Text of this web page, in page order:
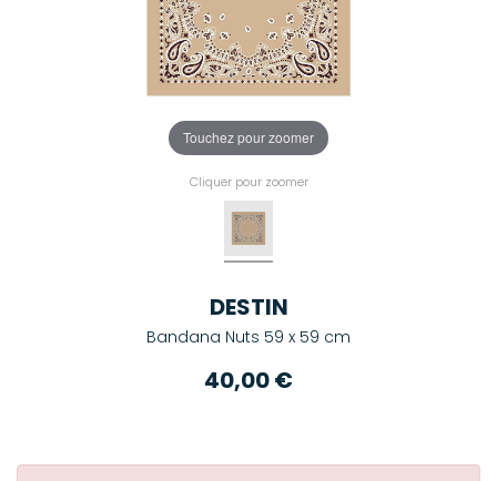
Touchez pour zoomer
Cliquer pour zoomer
DESTIN
Bandana Nuts 59 x 59 cm
40,00 €